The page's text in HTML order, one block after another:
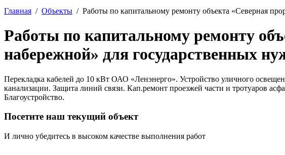
Главная Объекты Работы по капитальному ремонту объекта «Северная
Работы по капитальному ремонту
набережной» для государственных
Перекладка кабелей до 10 кВт ОАО «Ленэнерго». Устройство уличного
канализации. Защита линий связи. Кап.ремонт проезжей части и тротуаров
Благоустройство.
Посетите наш текущий объект
И лично убедитесь в высоком качестве выполнения работ